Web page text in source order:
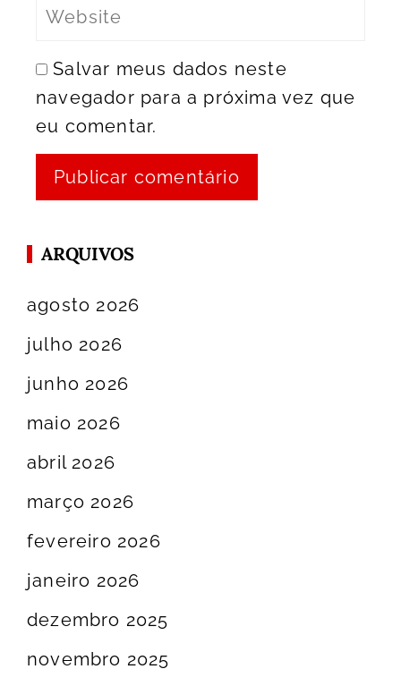
Salvar meus dados neste
navegador para a próxima vez que
eu comentar.
ARQUIVOS
agosto 2026
julho 2026
junho 2026
maio 2026
abril 2026
março 2026
fevereiro 2026
janeiro 2026
dezembro 2025
novembro 2025